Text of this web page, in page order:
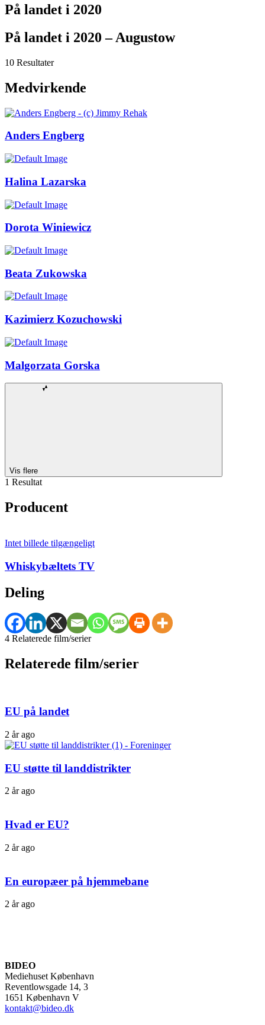
På landet i 2020
På landet i 2020 – Augustow
10 Resultater
Medvirkende
Anders Engberg
Halina Lazarska
Dorota Winiewicz
Beata Zukowska
Kazimierz Kozuchowski
Malgorzata Gorska
Vis flere
1 Resultat
Producent
Intet billede tilgængeligt
Whiskybæltets TV
Deling
4 Relaterede film/serier
Relaterede film/serier
EU på landet
2 år ago
EU støtte til landdistrikter
2 år ago
Hvad er EU?
2 år ago
En europæer på hjemmebane
2 år ago
BIDEO
Mediehuset København
Reventlowsgade 14, 3
1651 København V
kontakt@bideo.dk